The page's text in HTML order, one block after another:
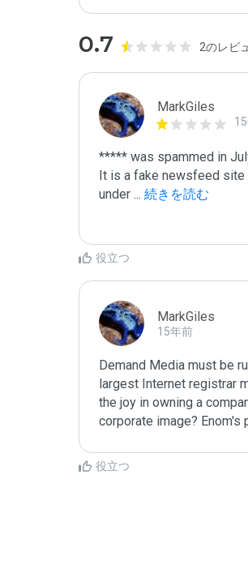
0.7 2のレビ
MarkGiles
***** was spammed in
It is a fake newsfeed site
under ... 続きを読む
役立つ
MarkGiles
15年前
Demand Media must be
largest Internet registrar
the joy in owning a
corporate image?
役立つ